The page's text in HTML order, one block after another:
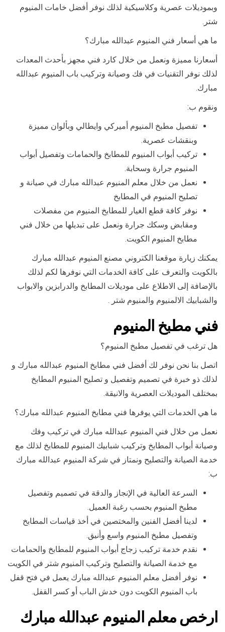
وبموديلات عصرية وكلاسيكية لذلك نوفر أفضل خامات المنيوم
شتر.
ما هي أسعار فني المنيوم عبدالله مبارك؟
أسعارنا مميزة ونعمل من خلال كارد فني مجهز بأحدث المعدات
لذلك نوفر التقنيات في فك وصيانة وتركيب باب المنيوم عبدالله
مبارك.
ونقوم ب:
تفصيل مطبخ المنيوم أميركي وايطالي وبألوان مميزة
وبنقشات عصرية.
تركيب أبواب المنيوم للمطابخ والحمامات وتفصيل أبواب
المنيوم جرارة وسحابة.
نعمل من خلال معلم المنيوم عبدالله مبارك في صيانة و
تصليح المنيوم في المطابخ
نوفر كافة قطع الغيار للمطابخ المنيوم من مفصلات
ومقابض وسكك جرارة ونعمل على تبديلها من خلال فني
مطابخ المنيوم الكويت.
يمكنك زيارة موقعنا الكتروني مصنع المنيوم عبدالله مبارك
بالكويت والتعرف على كافة الخدمات التي نوفرها لكم لذلك
بالإضافة إلى الاطلاع على موديلات المطابخ والدرابزين والابواب
والشبابيك الالمنيوم والمنيوم شتر .
فني مطبخ المنيوم
هل ترغب في تفصيل مطبخ المنيوم؟
اتصل بنا نحن نوفر لك أفضل فني مطابخ المنيوم عبدالله مبارك و
لذلك ذو خبرة في تصميم وتفصيل و تصليح المنيوم المطابخ
بمختلف الموديلات العصرية والانيقة.
ما هي الخدمات التي يوفرها فني مطابخ المنيوم عبدالله مبارك؟
نعمل من خلال فني المنيوم عبدالله مبارك في تركيب وفك
وصيانة أبواب المطابخ وتركيب شبابيك المنيوم للمطابخ لذلك مع
خدمة الصيانة والتصليح ونمتاز في شركة المنيوم عبدالله مبارك
ب:
السرعة العالية في الإنجاز والدقة في تصميم وتفصيل
مطبخ المنيوم بحسب رغبة العميل.
لدينا أفضل الفنين والمختصين في أخذ قياسات المطابخ
وتفصيل مطبخ المنيوم واسع وأنيق.
نقدم خدمة تركيب زجاج أبواب المنيوم للمطابخ والحمامات
مع خدمة الصيانة والتصليح وتركيب المنيوم شتر في الكويت
نوفر أفضل معلم المنيوم عبدالله مبارك يعمل في فتح قفل
باب المنيوم الكويت دون خدش الباب أو كسر القفل.
ارخص معلم المنيوم عبدالله مبارك